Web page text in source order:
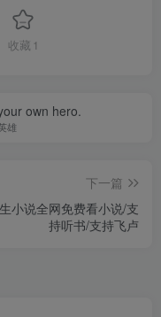
收藏 1
own hero.
雄
下一篇
小说全网免费看小说/支
持听书/支持飞卢